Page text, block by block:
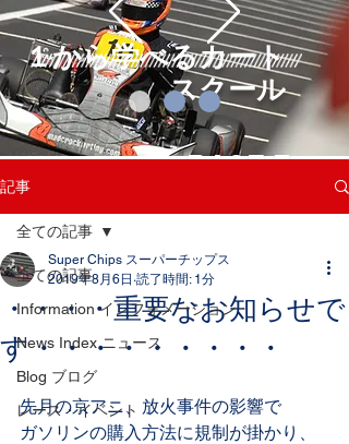
１から学べるカート
スクール
RACE F
記事
全ての記事
Information インフォメーション
News Index ニュース
Blog ブログ
レース・イベント
全ての記事
・・・・重要なお知らせで
す・・・・・・・・・
Super Chips スーパーチップス
2019年8月6日 読了時間: 1分
先月の京アニ、放火事件の影響で
ガソリンの購入方法に規制が掛かり、